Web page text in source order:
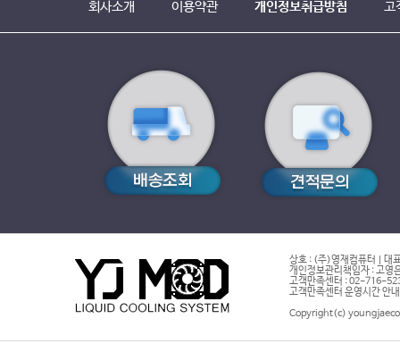
회사소개 이용약관 개인정보취급방침 고
상호 : (주)영재컴퓨터 | 대
개인정보관리책임자 : 고영
고객만족센터 : 02-716-
고객만족센터 운영시간 안
Copyright(c)